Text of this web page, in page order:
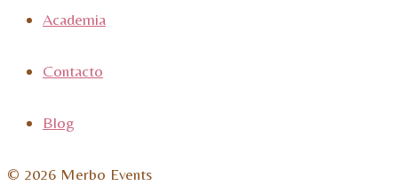
Academia
Contacto
Blog
© 2026 Merbo Events